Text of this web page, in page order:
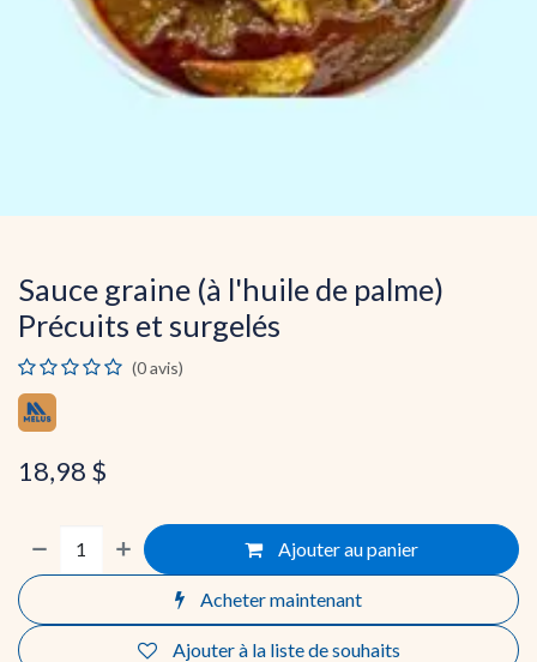
Sauce graine (à l'huile de palme)
Précuits et surgelés
(0 avis)
18,98 $
Ajouter au panier
Acheter maintenant
Ajouter à la liste de souhaits